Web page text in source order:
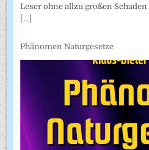
Leser ohne allzu großen
[...]
Phänomen Naturgesetze